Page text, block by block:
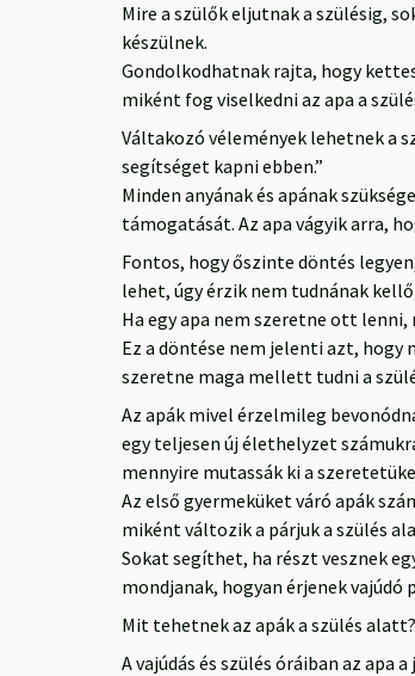
Mire a szülők eljutnak a szülésig,
készülnek.
Gondolkodhatnak rajta, hogy
miként fog viselkedni az apa a
Váltakozó vélemények lehetnek a
segítséget kapni ebben.”
Minden anyának és apának
támogatását. Az apa vágyik arra,
Fontos, hogy őszinte döntés
lehet, úgy érzik nem tudnának
Ha egy apa nem szeretne ott
Ez a döntése nem jelenti azt, hogy
szeretne maga mellett tudni a
Az apák mivel érzelmileg
egy teljesen új élethelyzet
mennyire mutassák ki a
Az első gyermeküket váró apák
miként változik a párjuk a szülés
Sokat segíthet, ha részt vesznek
mondjanak, hogyan érjenek
Mit tehetnek az apák a szülés alatt?
A vajúdás és szülés óráiban az